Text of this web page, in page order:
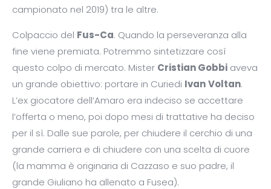
campionato nel 2019) tra le altre.
Colpaccio del Fus-Ca. Quando la perseveranza alla
fine viene premiata. Potremmo sintetizzare così
questo colpo di mercato. Mister Cristian Gobbi aveva
un grande obiettivo: portare in Curiedi IvanVoltan.
L’ex giocatore dell’Amaro era indeciso se accettare
l’offerta o meno, poi dopo mesi di trattative ha deciso
per il sì. Dalle sue parole, per chiudere il cerchio di una
grande carriera e di chiudere con una scelta di cuore
(la mamma è originaria di Cazzaso e suo padre, il
grande Giuliano ha allenato a Fusea).